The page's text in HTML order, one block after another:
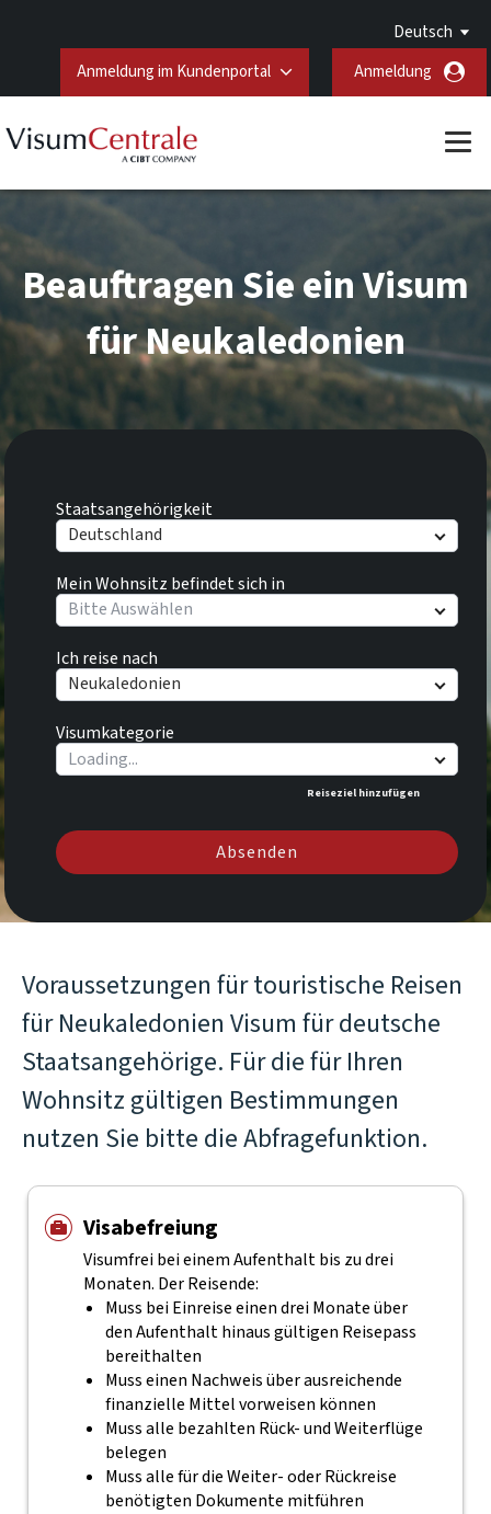
Deutsch
Anmeldung im Kundenportal
Anmeldung
Staatsangehörigkeit
Deutschland
Mein Wohnsitz befindet sich in
Bitte Auswählen
Ich reise nach
Neukaledonien
Visumkategorie
Reiseziel hinzufügen
Absenden
Beauftragen Sie ein Visum
für Neukaledonien
Voraussetzungen für touristische Reisen
für Neukaledonien Visum für deutsche
Staatsangehörige. Für die für Ihren
Wohnsitz gültigen Bestimmungen
nutzen Sie bitte die Abfragefunktion.
Visabefreiung
Visumfrei bei einem Aufenthalt bis zu drei
Monaten. Der Reisende:
Muss bei Einreise einen drei Monate über
den Aufenthalt hinaus gültigen Reisepass
bereithalten
Muss einen Nachweis über ausreichende
finanzielle Mittel vorweisen können
Muss alle bezahlten Rück- und Weiterflüge
belegen
Muss alle für die Weiter- oder Rückreise
benötigten Dokumente mitführen